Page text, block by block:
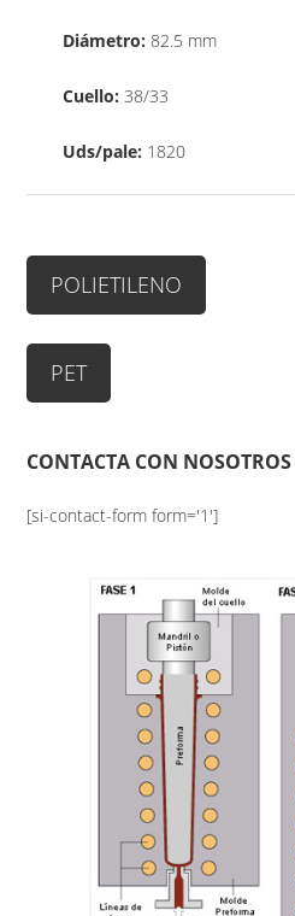
Diámetro: 82.5 mm
Cuello:38/33
Uds/pale: 1820
POLIETILENO
PET
CONTACTA CON NOSOTROS
[si-contact-form form='1']